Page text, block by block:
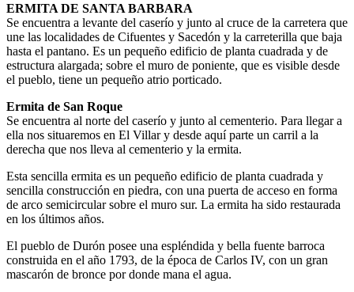
ERMITA DE SANTA BARBARA
Se encuentra a levante del caserío y junto al cruce de la carretera que
une las localidades de Cifuentes y Sacedón y la carreterilla que baja
hasta el pantano. Es un pequeño edificio de planta cuadrada y de
estructura alargada; sobre el muro de poniente, que es visible desde
el pueblo, tiene un pequeño atrio porticado.
Ermita de San Roque
Se encuentra al norte del caserío y junto al cementerio. Para llegar a
ella nos situaremos en El Villar y desde aquí parte un carril a la
derecha que nos lleva al cementerio y la ermita.
Esta sencilla ermita es un pequeño edificio de planta cuadrada y
sencilla construcción en piedra, con una puerta de acceso en forma
de arco semicircular sobre el muro sur. La ermita ha sido restaurada
en los últimos años.
El pueblo de Durón posee una espléndida y bella fuente barroca
construida en el año 1793, de la época de Carlos IV, con un gran
mascarón de bronce por donde mana el agua.